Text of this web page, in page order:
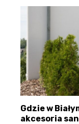
Gdzie w
akcesoria